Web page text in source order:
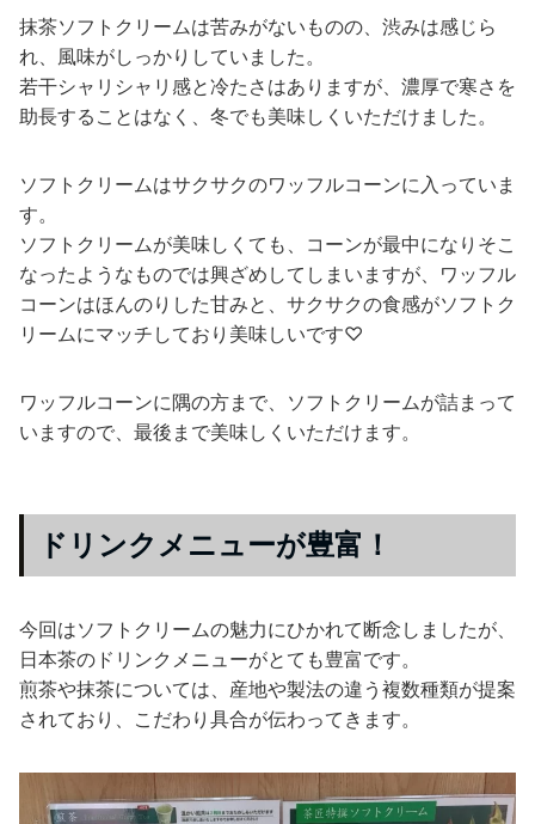
抹茶ソフトクリームは苦みがないものの、渋みは感じら
れ、風味がしっかりしていました。
若干シャリシャリ感と冷たさはありますが、濃厚で寒さを
助長することはなく、冬でも美味しくいただけました。
ソフトクリームはサクサクのワッフルコーンに入っていま
す。
ソフトクリームが美味しくても、コーンが最中になりそこ
なったようなものでは興ざめしてしまいますが、ワッフル
コーンはほんのりした甘みと、サクサクの食感がソフトク
リームにマッチしており美味しいです♡
ワッフルコーンに隅の方まで、ソフトクリームが詰まって
いますので、最後まで美味しくいただけます。
ドリンクメニューが豊富！
今回はソフトクリームの魅力にひかれて断念しましたが、
日本茶のドリンクメニューがとても豊富です。
煎茶や抹茶については、産地や製法の違う複数種類が提案
されており、こだわり具合が伝わってきます。